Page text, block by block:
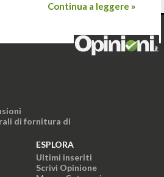
Continua a leggere »
di fornitura di
ESPLORA
Ultimi inseriti
Scrivi Opinione